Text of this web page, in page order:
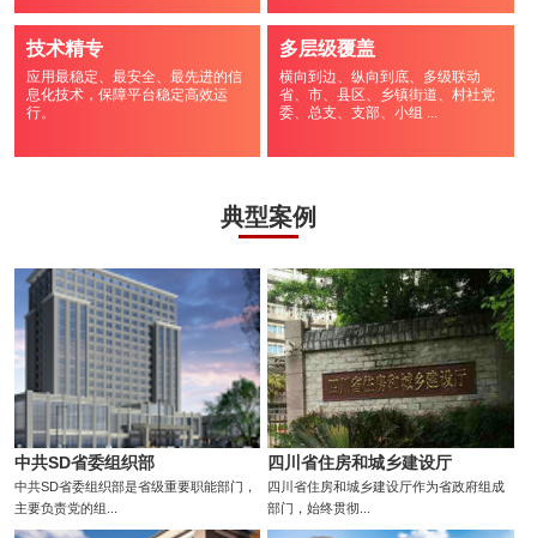
技术精专
应用最稳定、最安全、最先进的信
息化技术，保障平台稳定高效运
行。
多层级覆盖
横向到边、纵向到底、多级联动
省、市、县区、乡镇街道、村社党
委、总支、支部、小组 ...
典型案例
中共SD省委组织部
中共SD省委组织部是省级重要职能部门，
主要负责党的组...
四川省住房和城乡建设厅
四川省住房和城乡建设厅作为省政府组成
部门，始终贯彻...